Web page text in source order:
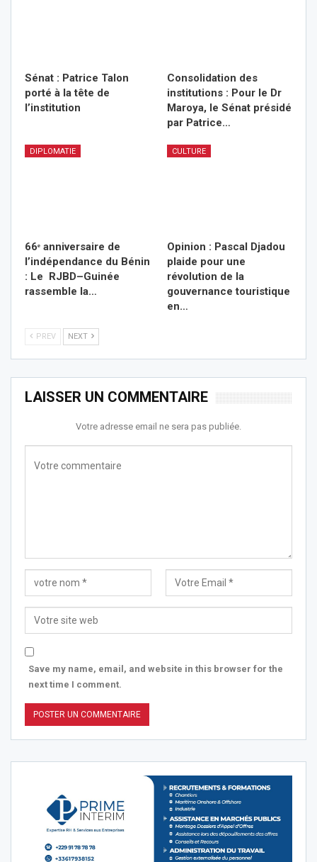
Sénat : Patrice Talon
porté à la tête de
l’institution
Consolidation des
institutions : Pour le Dr
Maroya, le Sénat présidé
par Patrice…
DIPLOMATIE
66ᵉ anniversaire de
l’indépendance du Bénin
: Le RJBD–Guinée
rassemble la…
CULTURE
Opinion : Pascal Djadou
plaide pour une
révolution de la
gouvernance touristique
en…
PREV NEXT
LAISSER UN COMMENTAIRE
Votre adresse email ne sera pas publiée.
Save my name, email, and website in this browser for the
next time I comment.